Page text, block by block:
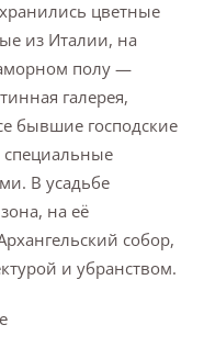
цветные
из Италии, на
полу —
галерея,
бывшие господские
В усадьбе
на её
собор,
и убранством.